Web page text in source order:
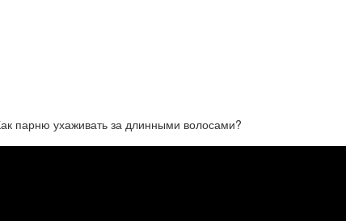
парню ухаживать за длинными волосами?